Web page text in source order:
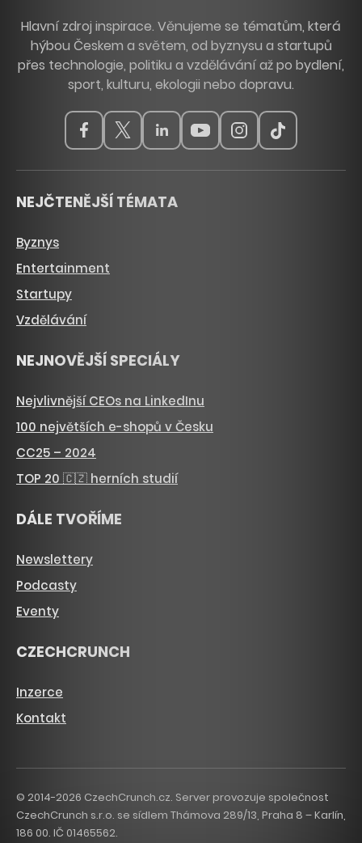
Hlavní zdroj inspirace. Věnujeme se tématům, která
hýbou Českem a světem, od byznysu a startupů
přes technologie, politiku a vzdělávání až po bydlení,
sport, kulturu, ekologii nebo dopravu.
NEJČTENĚJŠÍ TÉMATA
Byznys
Entertainment
Startupy
Vzdělávání
NEJNOVĚJŠÍ SPECIÁLY
Nejvlivnější CEOs na LinkedInu
100 největších e-shopů v Česku
CC25 – 2024
TOP 20 🇨🇿 herních studií
DÁLE TVOŘÍME
Newslettery
Podcasty
Eventy
CZECHCRUNCH
Inzerce
Kontakt
© 2014-2026 CzechCrunch.cz. Server provozuje společnost
CzechCrunch s.r.o. se sídlem Thámova 289/13, Praha 8 – Karlín,
186 00. IČ 01465562.